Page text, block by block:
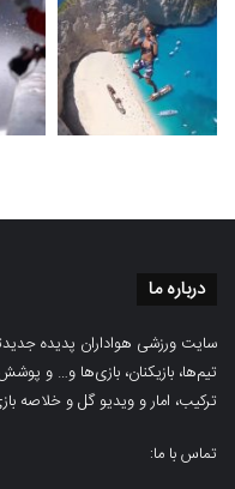
درباره ما
سایت ورزشی هواداران پدیده
تیم‌ها، بازیکنان، بازی‌ها و… و
ترکیب، امار و ویدیو‌‌ گل‌ و خلاصه
تماس با ما: